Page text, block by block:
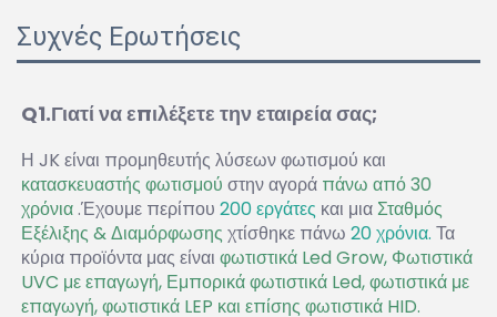
Συχνές Ερωτήσεις
Q1.Γιατί να επιλέξετε την εταιρεία σας;
κατασκευαστής φωτισμού στην αγορά πάνω από 30
χρόνια .Έχουμε περίπου 200 εργάτες και μια Σταθμός
Εξέλιξης & Διαμόρφωσης χτίσθηκε πάνω 20 χρόνια. Τα
κύρια προϊόντα μας είναι φωτιστικά Led Grow, Φωτιστικά
UVC με επαγωγή, Εμπορικά φωτιστικά Led, φωτιστικά με